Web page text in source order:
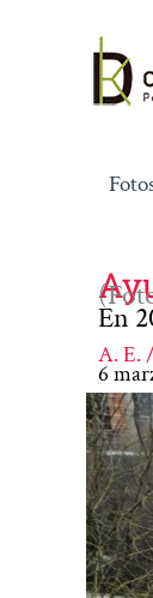
contenido
En
A. E.
6